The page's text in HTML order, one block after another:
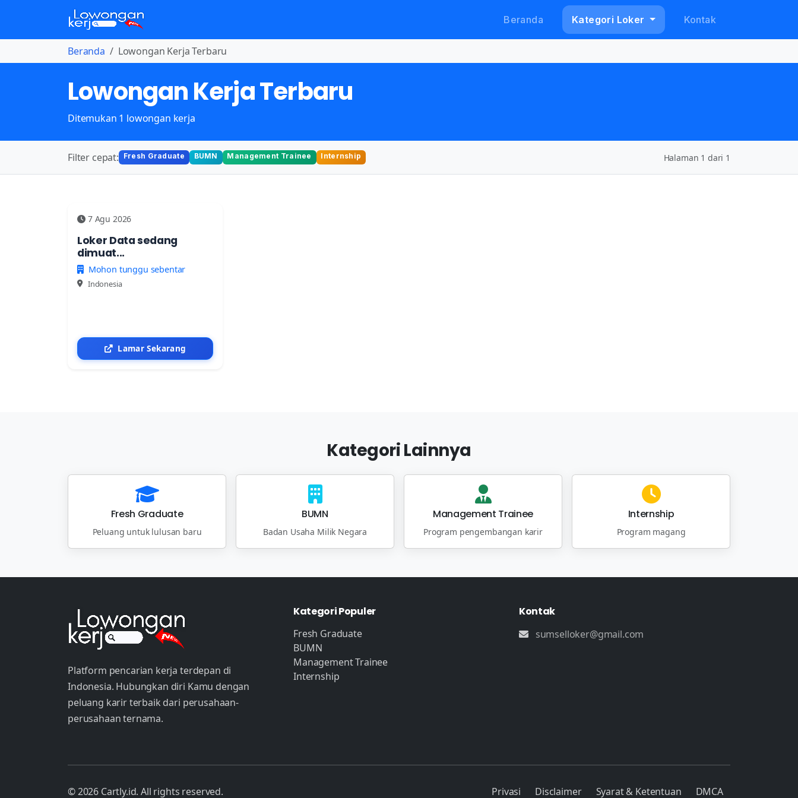
Beranda Kategori Loker Kontak
Beranda Lowongan Kerja Terbaru
Lowongan Kerja Terbaru
Ditemukan 1 lowongan kerja
Filter cepat: Fresh Graduate BUMN Management Trainee Internship Halaman 1 dari 1
7 Agu 2026
Loker Data sedang
dimuat...
Mohon tunggu sebentar
Indonesia
Lamar Sekarang
Kategori Lainnya
Fresh Graduate
Peluang untuk lulusan baru
BUMN
Badan Usaha Milik Negara
Management Trainee
Program pengembangan karir
Internship
Program magang
Platform pencarian kerja terdepan di
Indonesia. Hubungkan diri Kamu dengan
peluang karir terbaik dari perusahaan-
perusahaan ternama.
Kategori Populer
Fresh Graduate
BUMN
Management Trainee
Internship
Kontak
sumselloker@gmail.com
© 2026 Cartly.id. All rights reserved. Privasi Disclaimer Syarat & Ketentuan DMCA